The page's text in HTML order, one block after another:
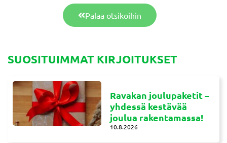
Palaa otsikoihin
SUOSITUIMMAT KIRJOITUKSET
Ravakan joulupaketit –
yhdessä kestävää
joulua rakentamassa!
10.8.2026